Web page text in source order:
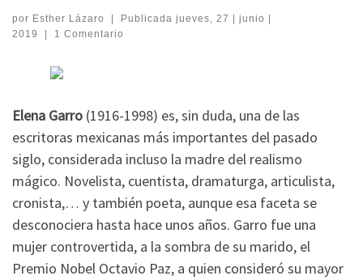
por Esther Lázaro | Publicada jueves, 27 | junio |
2019
| 1 Comentario
Elena Garro (1916-1998) es, sin duda, una de las
escritoras mexicanas más importantes del pasado
siglo, considerada incluso la madre del realismo
mágico. Novelista, cuentista, dramaturga, articulista,
cronista,… y también poeta, aunque esa faceta se
desconociera hasta hace unos años. Garro fue una
mujer controvertida, a la sombra de su marido, el
Premio Nobel Octavio Paz, a quien consideró su mayor